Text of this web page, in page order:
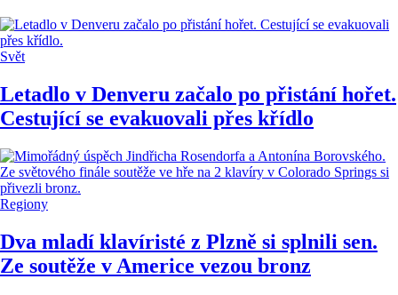
Svět
Letadlo v Denveru začalo po přistání hořet.
Cestující se evakuovali přes křídlo
Regiony
Dva mladí klavíristé z Plzně si splnili sen.
Ze soutěže v Americe vezou bronz